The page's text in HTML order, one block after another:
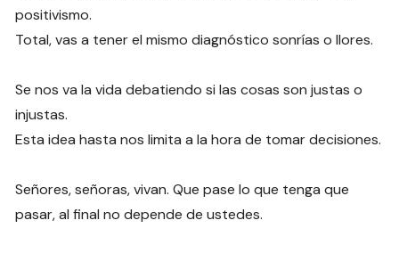
positivismo.
Total, vas a tener el mismo diagnóstico sonrías o llores.
Se nos va la vida debatiendo si las cosas son justas o
injustas.
Esta idea hasta nos limita a la hora de tomar decisiones.
Señores, señoras, vivan. Que pase lo que tenga que
pasar, al final no depende de ustedes.